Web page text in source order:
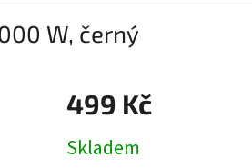
W, černý
499 Kč
cena:
Skladem